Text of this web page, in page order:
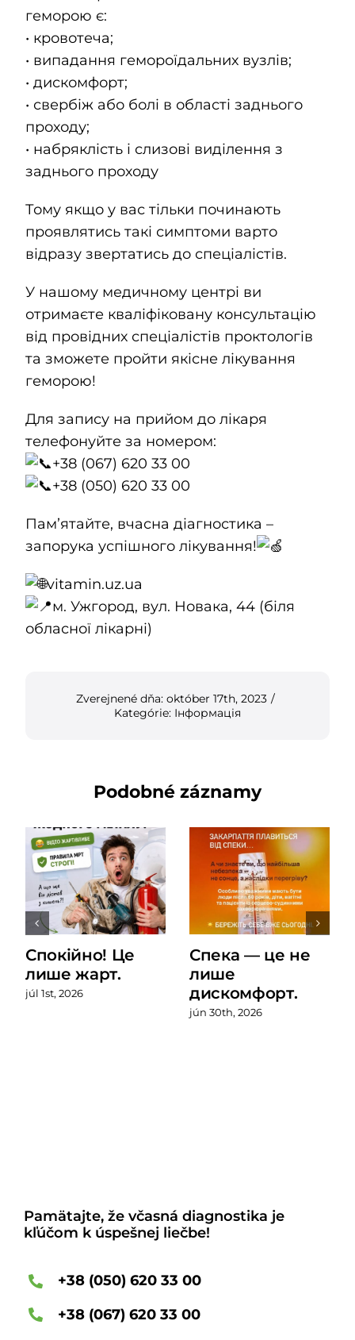
геморою є:
• кровотеча;
• випадання гемороїдальних вузлів;
• дискомфорт;
• свербіж або болі в області заднього
проходу;
• набряклість і слизові виділення з
заднього проходу
Тому якщо у вас тільки починають
проявлятись такі симптоми варто
відразу звертатись до спеціалістів.
У нашому медичному центрі ви
отримаєте кваліфіковану консультацію
від провідних спеціалістів проктологів
та зможете пройти якісне лікування
геморою!
Для запису на прийом до лікаря
телефонуйте за номером:
+38 (067) 620 33 00
+38 (050) 620 33 00
Памʼятайте, вчасна діагностика –
запорука успішного лікування!
vitamin.uz.ua
м. Ужгород, вул. Новака, 44 (біля
обласної лікарні)
Zverejnené dňa: október 17th, 2023 /
Kategórie: Інформація
Podobné záznamy
Спокійно! Це
лише жарт.
júl 1st, 2026
Спека — це не
лише
дискомфорт.
jún 30th, 2026
Pamätajte, že včasná diagnostika je
kľúčom k úspešnej liečbe!
+38 (050) 620 33 00
+38 (067) 620 33 00